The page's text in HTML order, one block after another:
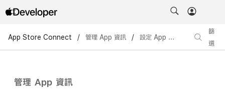
App Store Connect / 管理 App 資訊 / 設定 App 年齡分級
篩
選
管理 App 資訊